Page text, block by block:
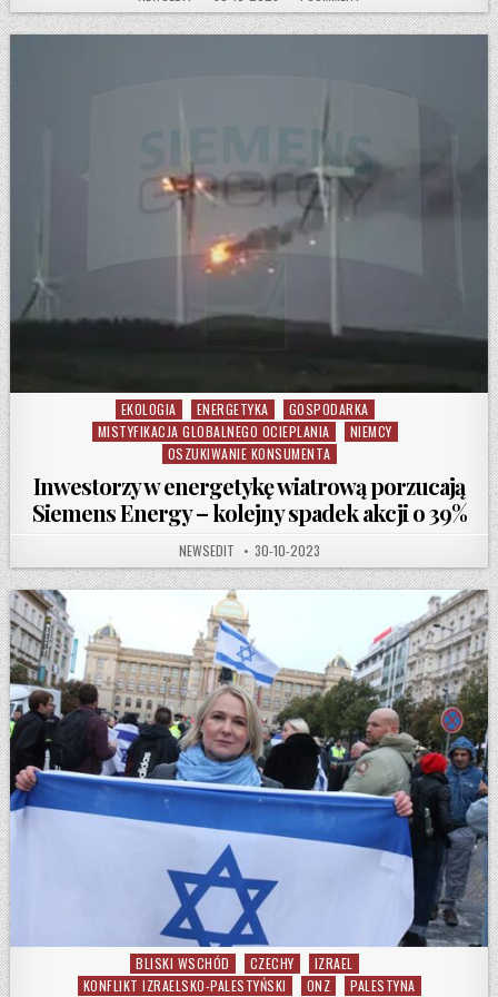
Posted in
EKOLOGIA ENERGETYKA
GOSPODARKA
MISTYFIKACJA GLOBALNEGO OCIEPLANIA
NIEMCY
OSZUKIWANIE KONSUMENTA
Inwestorzy w energetykę wiatrową porzucają
Siemens Energy – kolejny spadek akcji o 39%
AUTHOR:
NEWSEDIT PUBLISHED DATE:
30-10-2023
Posted in
BLISKI WSCHÓD CZECHY
IZRAEL
KONFLIKT IZRAELSKO-PALESTYŃSKI
ONZ PALESTYNA